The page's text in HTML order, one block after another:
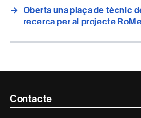
→ Oberta una plaça de tècnic
recerca per al projecte
Contacte
Contacte